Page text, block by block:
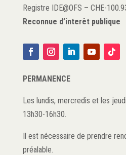
Registre IDE@OFS – CHE-
Reconnue d’interêt publique
PERMANENCE
Les lundis, mercredis et les
13h30-16h30.
Il est nécessaire de prendre
préalable.